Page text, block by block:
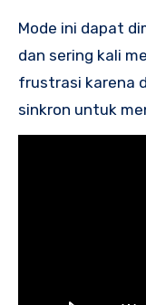
Mode ini dapat
dan sering kali
frustrasi karena
sinkron untuk